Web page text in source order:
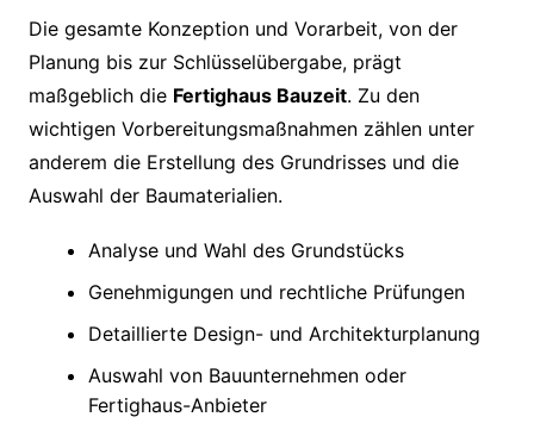
Die gesamte Konzeption und Vorarbeit, von der
Planung bis zur Schlüsselübergabe, prägt
maßgeblich die Fertighaus Bauzeit. Zu den
wichtigen Vorbereitungsmaßnahmen zählen unter
anderem die Erstellung des Grundrisses und die
Auswahl der Baumaterialien.
Analyse und Wahl des Grundstücks
Genehmigungen und rechtliche Prüfungen
Detaillierte Design- und Architekturplanung
Auswahl von Bauunternehmen oder
Fertighaus-Anbieter